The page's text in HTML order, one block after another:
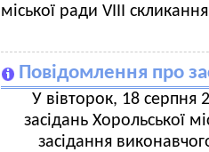
міської ради VIII
Повідомлення про
У вівторок, 18 серпня
засідань Хорольської
засідання